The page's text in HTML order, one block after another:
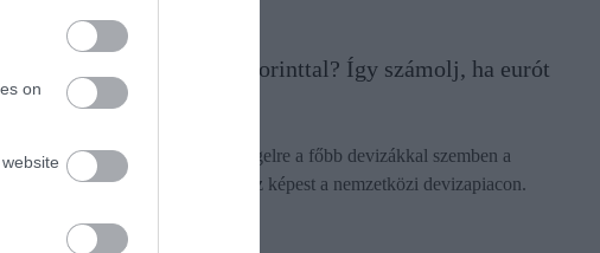
on
FORINT
Mi történt hétfőre a forinttal? Így számolj, ha eurót
váltasz
Gyengült a forint hétfő reggelre a főbb devizákkal szemben a
péntek délutáni jegyzéséhez képest a nemzetközi devizapiacon.